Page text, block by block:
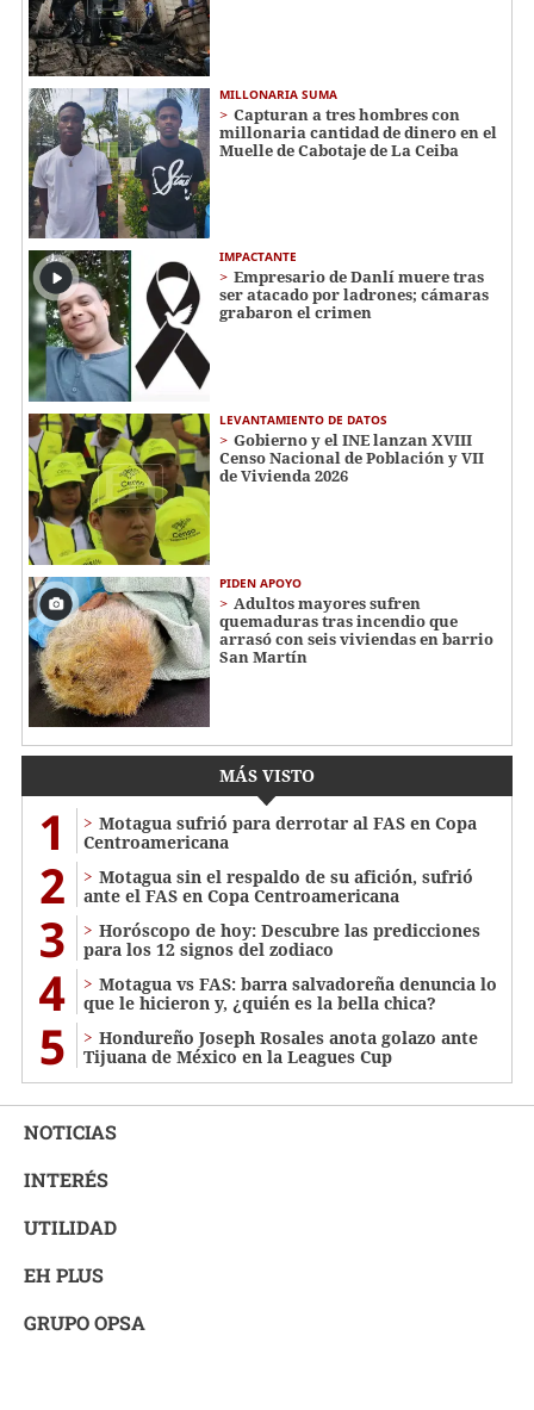
MILLONARIA SUMA
Capturan a tres hombres con
millonaria cantidad de dinero en el
Muelle de Cabotaje de La Ceiba
IMPACTANTE
Empresario de Danlí muere tras
ser atacado por ladrones; cámaras
grabaron el crimen
LEVANTAMIENTO DE DATOS
Gobierno y el INE lanzan XVIII
Censo Nacional de Población y VII
de Vivienda 2026
PIDEN APOYO
Adultos mayores sufren
quemaduras tras incendio que
arrasó con seis viviendas en barrio
San Martín
MÁS VISTO
1
Motagua sufrió para derrotar al FAS en Copa
Centroamericana
2
Motagua sin el respaldo de su afición, sufrió
ante el FAS en Copa Centroamericana
3
Horóscopo de hoy: Descubre las predicciones
para los 12 signos del zodiaco
4
Motagua vs FAS: barra salvadoreña denuncia lo
que le hicieron y, ¿quién es la bella chica?
5
Hondureño Joseph Rosales anota golazo ante
Tijuana de México en la Leagues Cup
NOTICIAS
INTERÉS
UTILIDAD
EH PLUS
GRUPO OPSA